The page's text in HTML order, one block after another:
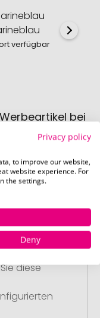
verfügbar
bei
diese
Privacy policy
to improve our website,
website experience. For
the settings.
Deny